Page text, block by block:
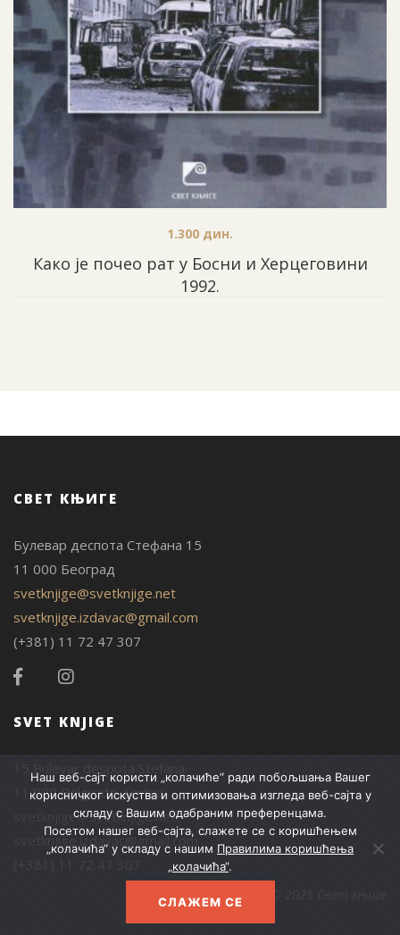
Како је почео рат у Босни и Херцеговини
1992.
1.300 дин.
СВЕТ КЊИГЕ
Булевар деспота Стефана 15
11 000 Београд
svetknjige@svetknjige.net
svetknjige.izdavac@gmail.com
(+381) 11 72 47 307
SVET KNJIGE
15 Bulevar despota Stefana
11 000 Belgrade, Serbia
svetknjige@svetknjige.net
svetknjige.izdavac@gmail.com
Наш веб-сајт користи „колачиће“ ради побољшања Вашег
корисничког искуства и оптимизовања изгледа веб-сајта у
складу с Вашим одабраним преференцама.
Посетом нашег веб-сајта, слажете се с коришћењем
„колачића“ у складу с нашим Правилима коришћења
„колачића“.
СЛАЖЕМ СЕ